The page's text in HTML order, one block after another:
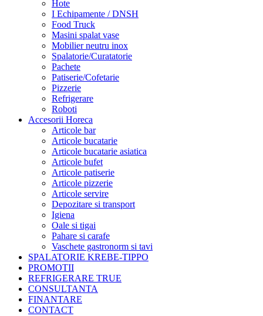
Hote
I Echipamente / DNSH
Food Truck
Masini spalat vase
Mobilier neutru inox
Spalatorie/Curatatorie
Pachete
Patiserie/Cofetarie
Pizzerie
Refrigerare
Roboti
Accesorii Horeca
Articole bar
Articole bucatarie
Articole bucatarie asiatica
Articole bufet
Articole patiserie
Articole pizzerie
Articole servire
Depozitare si transport
Igiena
Oale si tigai
Pahare si carafe
Vaschete gastronorm si tavi
SPALATORIE KREBE-TIPPO
PROMOTII
REFRIGERARE TRUE
CONSULTANTA
FINANTARE
CONTACT